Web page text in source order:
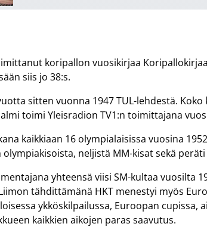
koripallon vuosikirjaa
siis jo 38:s.
sitten vuonna 1947 TUL-lehdestä.
toimi Yleisradion TV1:n toimittajana
kaikkiaan 16 olympialaisissa vuosina
neljistä MM-kisat sekä peräti
yhteensä viisi SM-kultaa vuosilta
tähdittämänä HKT menestyi myös
ykköskilpailussa, Euroopan cupissa,
kaikkien aikojen paras saavutus.